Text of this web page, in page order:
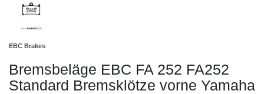
EBC Brakes
Bremsbeläge EBC FA 252 FA252
Standard Bremsklötze vorne Yamaha